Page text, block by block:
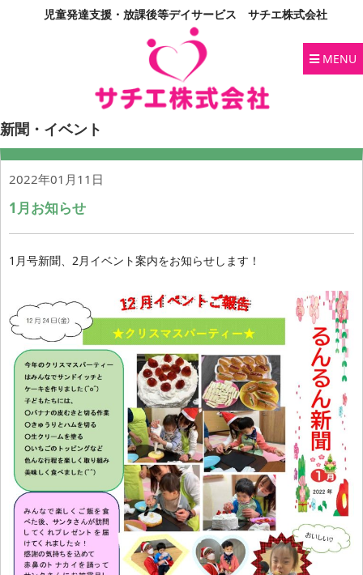
児童発達支援・放課後等デイサービス サチエ株式会社
MENU
新聞・イベント
2022年01月11日
1月お知らせ
1月号新聞、2月イベント案内をお知らせします！